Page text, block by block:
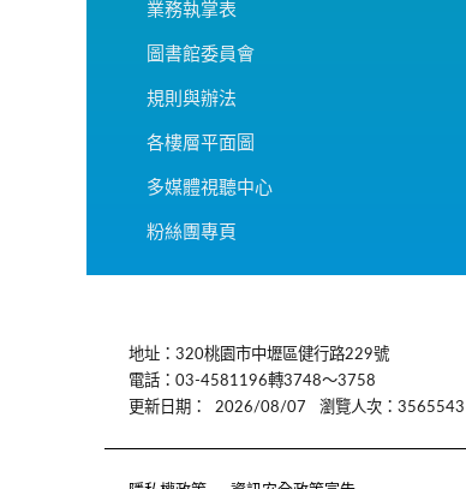
業務執掌表
圖書館委員會
規則與辦法
各樓層平面圖
多媒體視聽中心
粉絲團專頁
地址：320桃園市中壢區健行路229號
電話：03-4581196轉3748～3758
更新日期：
2026/08/07 瀏覽人次：3565543